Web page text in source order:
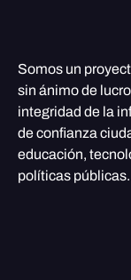
Somos un
sin ánimo de
integridad de la
de confianza
educación,
políticas públicas.